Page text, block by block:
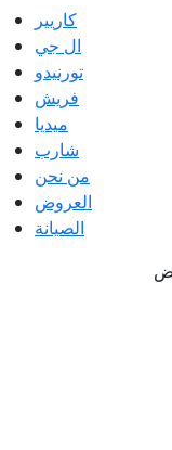
كاريير
ال جي
تورنيدو
فريش
ميديا
شارب
من نحن
العروض
الصيانة